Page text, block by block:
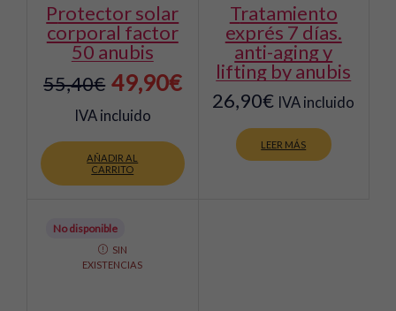
protector solar
corporal factor
50 anubis
55,40€ El
precio
original
era:
49,90€El
precio
es:
IVA incluido
AÑADIR AL
CARRITO
tratamiento
exprés 7 días.
anti-aging y
lifting by anubis
26,90€ IVA incluido
LEER MÁS
SIN
EXISTENCIAS
No disponible